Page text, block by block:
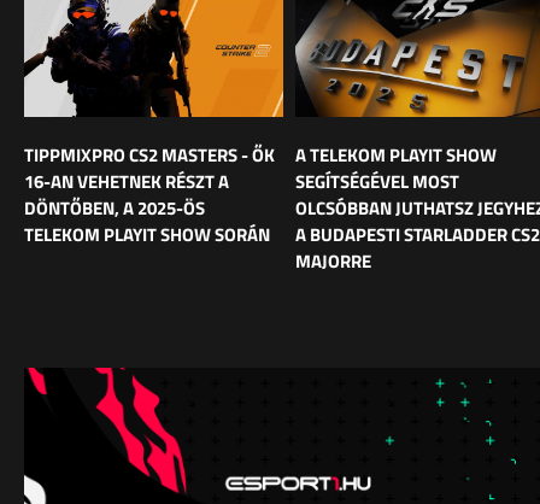
TIPPMIXPRO CS2 MASTERS - ŐK
16-AN VEHETNEK RÉSZT A
DÖNTŐBEN, A 2025-ÖS
TELEKOM PLAYIT SHOW SORÁN
A TELEKOM PLAYIT SHOW
SEGÍTSÉGÉVEL MOST
OLCSÓBBAN JUTHATSZ
A BUDAPESTI STARLADDER CS2
MAJORRE